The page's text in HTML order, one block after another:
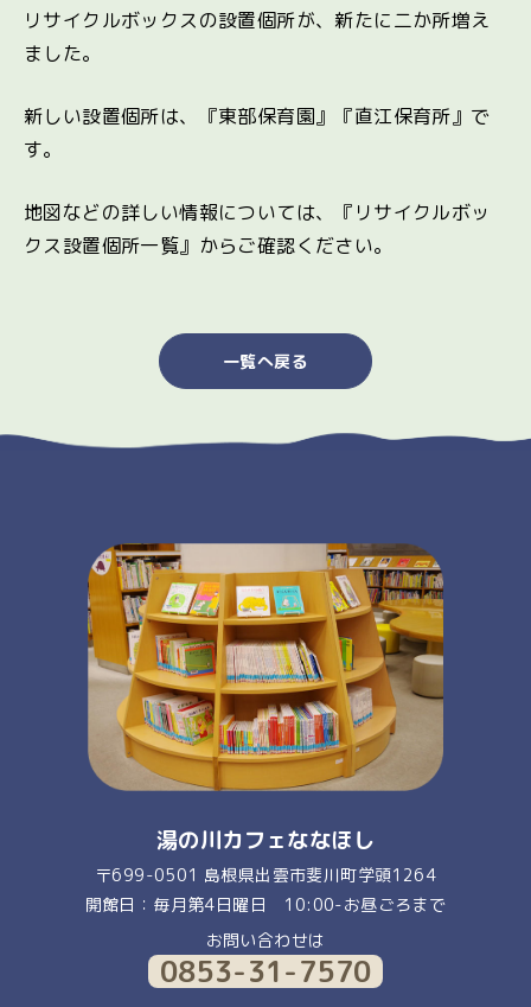
リサイクルボックスの設置個所が、新たに二か所増え
ました。
新しい設置個所は、『東部保育園』『直江保育所』で
す。
地図などの詳しい情報については、『リサイクルボッ
クス設置個所一覧』からご確認ください。
一覧へ戻る
湯の川カフェななほし
〒699-0501 島根県出雲市斐川町学頭1264
開館日：毎月第4日曜日 10:00-お昼ごろまで
お問い合わせは
0853-31-7570